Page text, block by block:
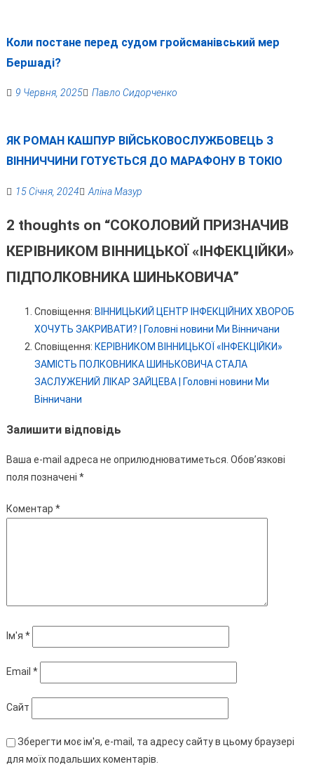
Коли постане перед судом гройсманівський мер
Бершаді?
9 Червня, 2025 Павло Сидорченко
ЯК РОМАН КАШПУР ВІЙСЬКОВОСЛУЖБОВЕЦЬ З
ВІННИЧЧИНИ ГОТУЄТЬСЯ ДО МАРАФОНУ В ТОКІО
15 Січня, 2024 Аліна Мазур
2 thoughts on “СОКОЛОВИЙ ПРИЗНАЧИВ
КЕРІВНИКОМ ВІННИЦЬКОЇ «ІНФЕКЦІЙКИ»
ПІДПОЛКОВНИКА ШИНЬКОВИЧА”
Сповіщення: ВІННИЦЬКИЙ ЦЕНТР ІНФЕКЦІЙНИХ ХВОРОБ
ХОЧУТЬ ЗАКРИВАТИ? | Головні новини Ми Вінничани
Сповіщення: КЕРІВНИКОМ ВІННИЦЬКОЇ «ІНФЕКЦІЙКИ»
ЗАМІСТЬ ПОЛКОВНИКА ШИНЬКОВИЧА СТАЛА
ЗАСЛУЖЕНИЙ ЛІКАР ЗАЙЦЕВА | Головні новини Ми
Вінничани
Залишити відповідь
Ваша e-mail адреса не оприлюднюватиметься. Обов’язкові
поля позначені *
Коментар *
Ім'я *
Email *
Сайт
Зберегти моє ім'я, e-mail, та адресу сайту в цьому браузері
для моїх подальших коментарів.